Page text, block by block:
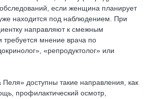
если женщина планирует
находится под наблюдением. При
направляют к смежным
требуется мнение врача по
«репродуктолог» или
Пеля» доступны такие направления, как
профилактический осмотр,